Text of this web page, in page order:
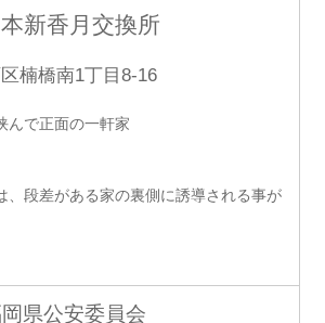
新香月交換所
楠橋南1丁目8-16
で正面の一軒家
、段差がある家の裏側に誘導される事が
公安委員会